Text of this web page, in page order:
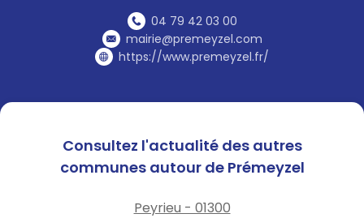
04 79 42 03 00
mairie@premeyzel.com
https://www.premeyzel.fr/
Consultez l'actualité des autres
communes autour de Prémeyzel
Peyrieu - 01300